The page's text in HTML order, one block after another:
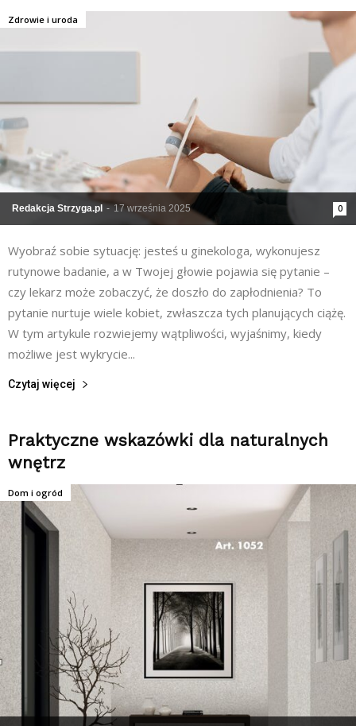
Redakcja Strzyga.pl - 17 września 2025 0
Zdrowie i uroda
Wyobraź sobie sytuację: jesteś u ginekologa, wykonujesz
rutynowe badanie, a w Twojej głowie pojawia się pytanie –
czy lekarz może zobaczyć, że doszło do zapłodnienia? To
pytanie nurtuje wiele kobiet, zwłaszcza tych planujących ciążę.
W tym artykule rozwiejemy wątpliwości, wyjaśnimy, kiedy
możliwe jest wykrycie...
Czytaj więcej
Praktyczne wskazówki dla naturalnych
wnętrz
Dom i ogród